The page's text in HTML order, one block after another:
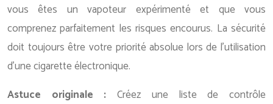
vous êtes un vapoteur expérimenté et que vous
comprenez parfaitement les risques encourus. La sécurité
doit toujours être votre priorité absolue lors de l’utilisation
d’une cigarette électronique.
Astuce originale :Créez une liste de contrôle